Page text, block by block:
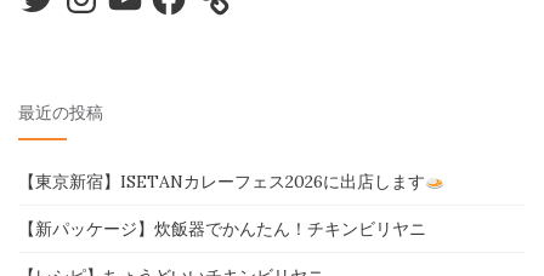
最近の投稿
【東京新宿】ISETANカレーフェス2026に出店します
【新パッケージ】炊飯器でかんたん！チキンビリヤニ